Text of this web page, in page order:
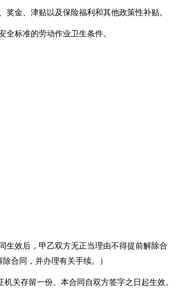
金、津贴以及保险福利和其他政策性补贴。
全标准的劳动作业卫生条件。
生效后，甲乙双方无正当理由不得提前解除合
合同，并办理有关手续。）
关存留一份。本合同自双方签字之日起生效。